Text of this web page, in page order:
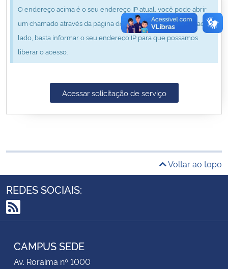
Controladoria-Geral da União
Ministério da Mulher, da Família e dos Direitos Humanos
Secretaria-Geral
Secretaria de Governo
Planalto
O endereço acima é o seu endereço IP atual, você pode abrir
um chamado através da página do CPD clicando no botão ao
lado, basta informar o seu endereço IP para que possamos
liberar o acesso.
Acessar solicitação de serviço
Voltar ao topo
REDES SOCIAIS:
RSS
CAMPUS SEDE
Av. Roraima nº 1000